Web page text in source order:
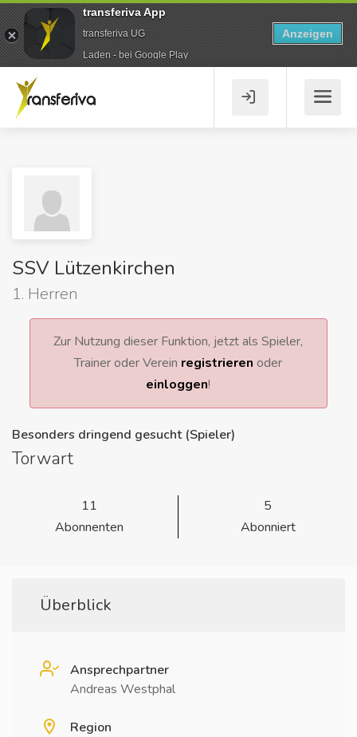
SSV Lützenkirchen
1. Herren
Zur Nutzung dieser Funktion, jetzt als Spieler,
Trainer oder Verein registrieren oder
einloggen!
Besonders dringend gesucht (Spieler)
Torwart
11
Abonnenten
5
Abonniert
Überblick
Ansprechpartner
Andreas Westphal
Region
transferiva App
transferiva UG
Laden - bei Google Play
Anzeigen